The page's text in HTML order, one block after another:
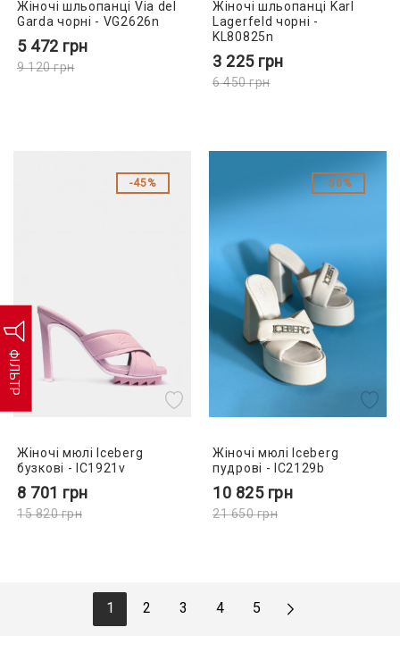
ФІЛЬТР
Жіночі шльопанці Via del
Garda чорні - VG2626n
5 472 грн
9 120грн
Жіночі шльопанці Karl
Lagerfeld чорні -
KL80825n
3 225 грн
6 450грн
45%
Жіночі мюлі Iceberg
бузкові - IC1921v
8 701 грн
15 820грн
50%
Жіночі мюлі Iceberg
пудрові - IC2129b
10 825 грн
21 650грн
1 2 3 4 5